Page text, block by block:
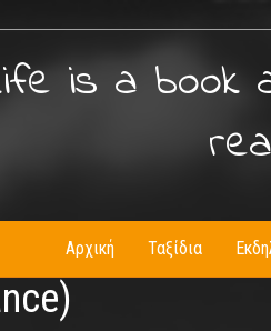
is a book
Αρχική Ταξίδια